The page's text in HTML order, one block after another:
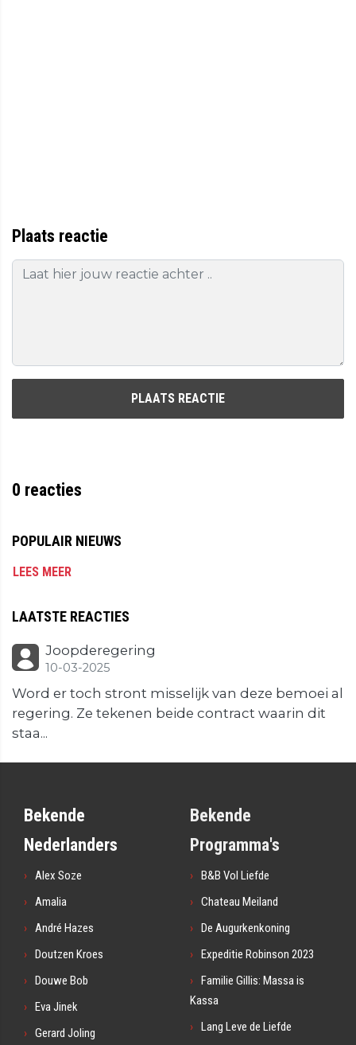
Plaats reactie
PLAATS REACTIE
0 reacties
POPULAIR NIEUWS
LEES MEER
LAATSTE REACTIES
Joopderegering
10-03-2025
Word er toch stront misselijk van deze bemoei al
regering. Ze tekenen beide contract waarin dit
staa...
Bekende
Nederlanders
Alex Soze
Amalia
André Hazes
Doutzen Kroes
Douwe Bob
Eva Jinek
Gerard Joling
Bekende
Programma's
B&B Vol Liefde
Chateau Meiland
De Augurkenkoning
Expeditie Robinson 2023
Familie Gillis: Massa is
Kassa
Lang Leve de Liefde